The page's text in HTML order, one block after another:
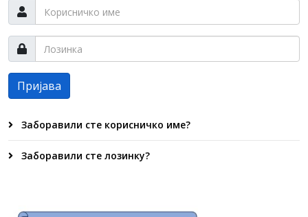
Пријава
Заборавили сте корисничко име?
Заборавили сте лозинку?